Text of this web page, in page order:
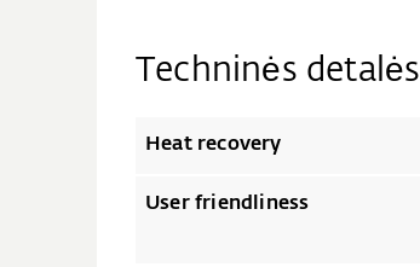
Techninės detalės
Heat recovery
User friendliness